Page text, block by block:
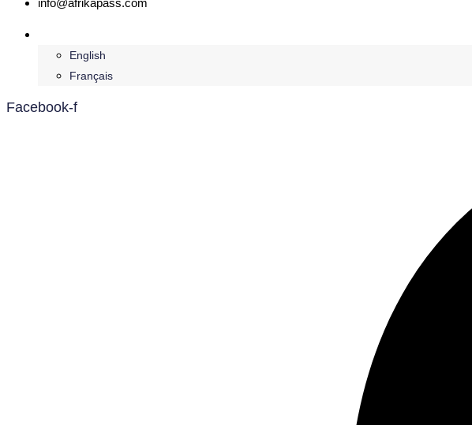
info@afrikapass.com
English
Français
Facebook-f